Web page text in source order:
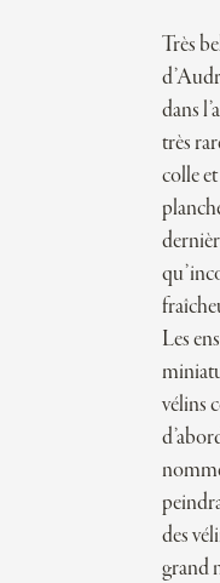
Très
dans
très
colle
Les
vélins
des
grand